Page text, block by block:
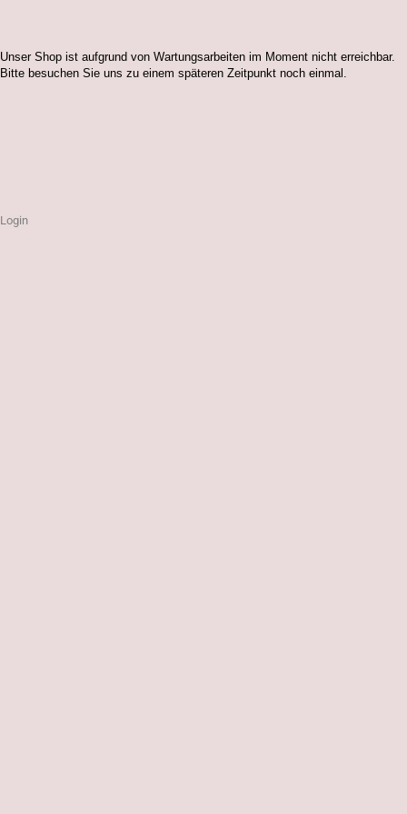
Unser Shop ist aufgrund von Wartungsarbeiten im Moment nicht erreichbar.
Bitte besuchen Sie uns zu einem späteren Zeitpunkt noch einmal.
Login